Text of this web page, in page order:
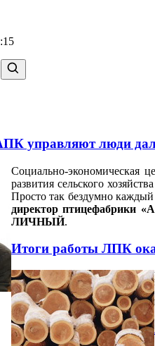
управляют люди
Социально-экономическая
развития сельского
Просто так бездумно каждый
директор птицефабрики
ЛИЧНЫЙ.
Итоги работы ЛПК